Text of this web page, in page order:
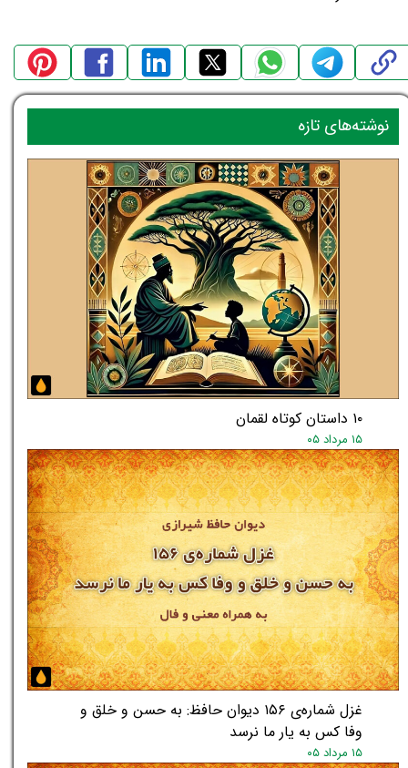
۱۰ داستان کوتاه لقمان
۱۵ مرداد ۰۵
غزل شماره‌ی ۱۵۶ دیوان حافظ: به حسن و خلق و
وفا کس به یار ما نرسد
۱۵ مرداد ۰۵
نوشته‌های تازه